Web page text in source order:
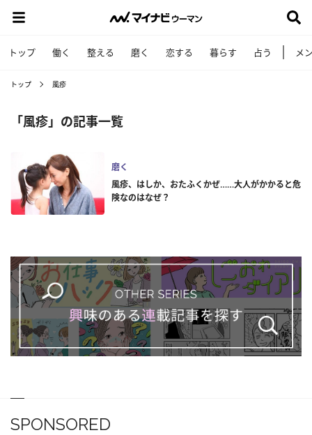
トップ 働く 整える 磨く 恋する 暮らす 占う メ
トップ 風疹
「風疹」の記事一覧
磨く
風疹、はしか、おたふくかぜ……大人がかかると危
険なのはなぜ？
SPONSORED